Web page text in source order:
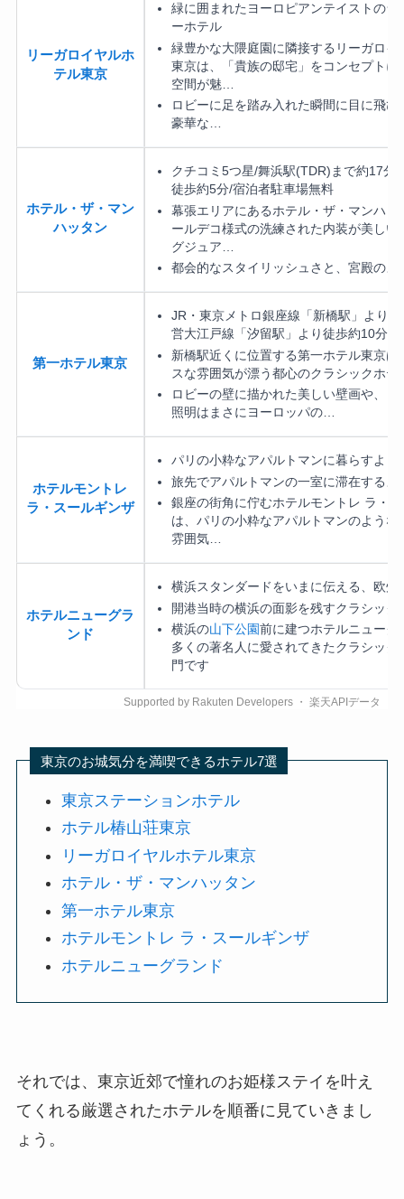
リーガロイヤルホ
テル東京
緑に囲まれたヨーロピアンテイストのラ
ーホテル
緑豊かな大隈庭園に隣接するリーガロイ
東京は、「貴族の邸宅」をコンセプトに
空間が魅…
ロビーに足を踏み入れた瞬間に目に飛び
豪華な…
ホテル・ザ・マン
ハッタン
クチコミ5つ星/舞浜駅(TDR)まで約17分/
徒歩約5分/宿泊者駐車場無料
幕張エリアにあるホテル・ザ・マンハッ
ールデコ様式の洗練された内装が美しい
グジュア…
都会的なスタイリッシュさと、宮殿の
第一ホテル東京
JR・東京メトロ銀座線「新橋駅」より
営大江戸線「汐留駅」より徒歩約10分
新橋駅近くに位置する第一ホテル東京は
スな雰囲気が漂う都心のクラシックホテ
ロビーの壁に描かれた美しい壁画や、き
照明はまさにヨーロッパの…
ホテルモントレ
ラ・スールギンザ
パリの小粋なアパルトマンに暮らすよう
旅先でアパルトマンの一室に滞在する
銀座の街角に佇むホテルモントレ ラ・
は、パリの小粋なアパルトマンのような
雰囲気…
ホテルニューグラ
ンド
横浜スタンダードをいまに伝える、欧州
開港当時の横浜の面影を残すクラシック
横浜の山下公園前に建つホテルニューグ
多くの著名人に愛されてきたクラシック
門です
東京のお城気分を満喫できるホテル7選
東京ステーションホテル
ホテル椿山荘東京
リーガロイヤルホテル東京
ホテル・ザ・マンハッタン
第一ホテル東京
ホテルモントレ ラ・スールギンザ
ホテルニューグランド
それでは、東京近郊で憧れのお姫様ステイを叶え
てくれる厳選されたホテルを順番に見ていきまし
ょう。